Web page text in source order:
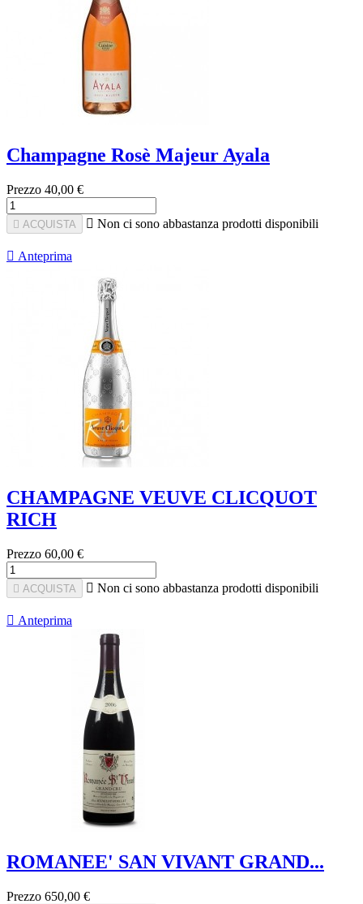
Champagne Rosè Majeur Ayala
Prezzo 40,00 €
 ACQUISTA  Non ci sono abbastanza prodotti disponibili
 Anteprima
CHAMPAGNE VEUVE CLICQUOT
RICH
Prezzo 60,00 €
 ACQUISTA  Non ci sono abbastanza prodotti disponibili
 Anteprima
ROMANEE' SAN VIVANT GRAND...
Prezzo 650,00 €